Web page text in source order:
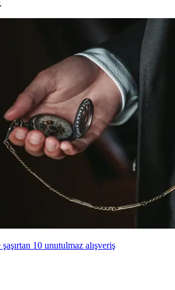
10 unutulmaz alışveriş